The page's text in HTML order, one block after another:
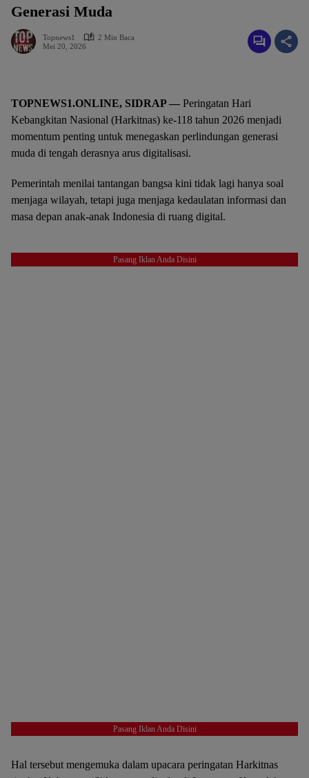
Generasi Muda
Topnews1
2 Min Baca
Mei 20, 2026
TOPNEWS1.ONLINE, SIDRAP — Peringatan Hari
Kebangkitan Nasional (Harkitnas) ke-118 tahun 2026 menjadi
momentum penting untuk menegaskan perlindungan generasi
muda di tengah derasnya arus digitalisasi.
Pemerintah menilai tantangan bangsa kini tidak lagi hanya soal
menjaga wilayah, tetapi juga menjaga kedaulatan informasi dan
masa depan anak-anak Indonesia di ruang digital.
Pasang Iklan Anda Disini
Pasang Iklan Anda Disini
Hal tersebut mengemuka dalam upacara peringatan Harkitnas